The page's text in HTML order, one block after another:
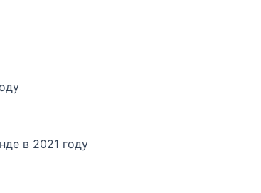
в 2021 году